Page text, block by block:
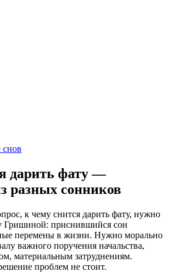
снов
дарить фату —
разных сонников
к чему снится дарить фату, нужно
Гришиной: приснившийся сон
перемены в жизни. Нужно морально
важного поручения начальства,
материальным затруднениям.
проблем не стоит.